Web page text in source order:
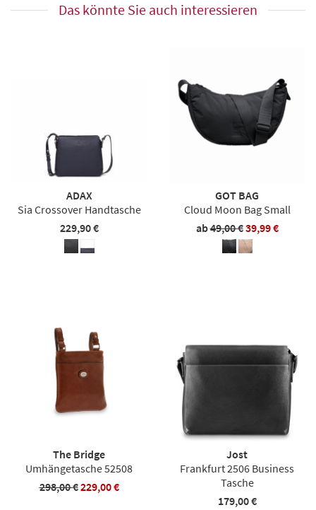
Das könnte Sie auch interessieren
ADAX
Sia Crossover Handtasche
229,90 €
GOT BAG
Cloud Moon Bag Small
ab49,00 €39,99 €
The Bridge
Umhängetasche 52508
298,00 €229,00 €
Jost
Frankfurt 2506 Business
Tasche
179,00 €